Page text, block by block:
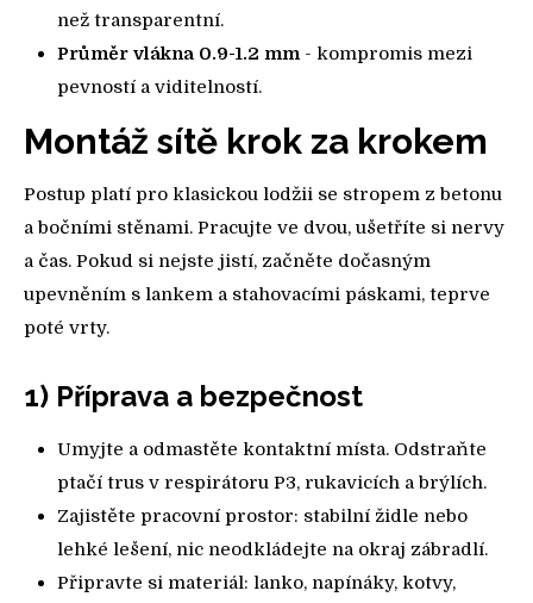
než transparentní.
Průměr vlákna 0.9-1.2 mm- kompromis mezi
pevností a viditelností.
Montáž sítě krok za krokem
Postup platí pro klasickou lodžii se stropem z betonu
a bočními stěnami. Pracujte ve dvou, ušetříte si nervy
a čas. Pokud si nejste jistí, začněte dočasným
upevněním s lankem a stahovacími páskami, teprve
poté vrty.
1) Příprava a bezpečnost
Umyjte a odmastěte kontaktní místa. Odstraňte
ptačí trus v respirátoru P3, rukavicích a brýlích.
Zajistěte pracovní prostor: stabilní židle nebo
lehké lešení, nic neodkládejte na okraj zábradlí.
Připravte si materiál: lanko, napínáky, kotvy,